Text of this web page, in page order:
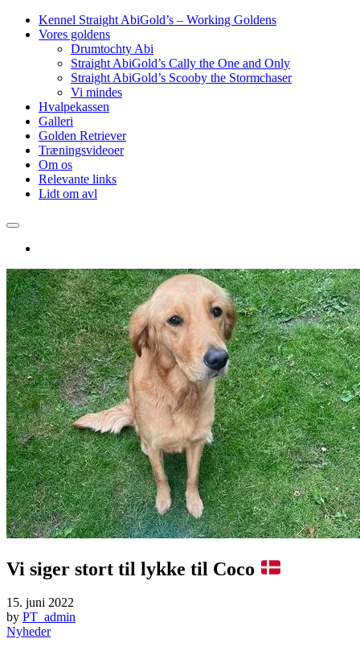
Kennel Straight AbiGold’s – Working Goldens
Vores goldens
Drumtochty Abi
Straight AbiGold’s Cally the One and Only
Straight AbiGold’s Scooby the Stormchaser
Vi mindes
Hvalpekassen
Galleri
Golden Retriever
Træningsvideoer
Om os
Relevante links
Lidt om avl
Vi siger stort til lykke til Coco
15. juni 2022
by PT_admin
Nyheder